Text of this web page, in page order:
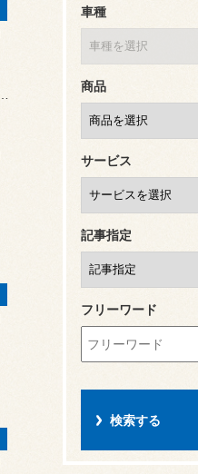
車種
商品
サービス
記事指定
フリーワード